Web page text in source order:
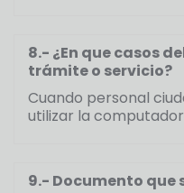
8.- ¿En que casos
trámite o servicio?
Cuando personal
utilizar la
9.- Documento que